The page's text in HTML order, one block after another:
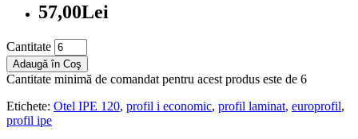
57,00Lei
Cantitate
Adaugă în Coş
Cantitate minimă de comandat pentru acest produs este de 6
Etichete: Otel IPE 120, profil i economic, profil laminat, europrofil,
profil ipe